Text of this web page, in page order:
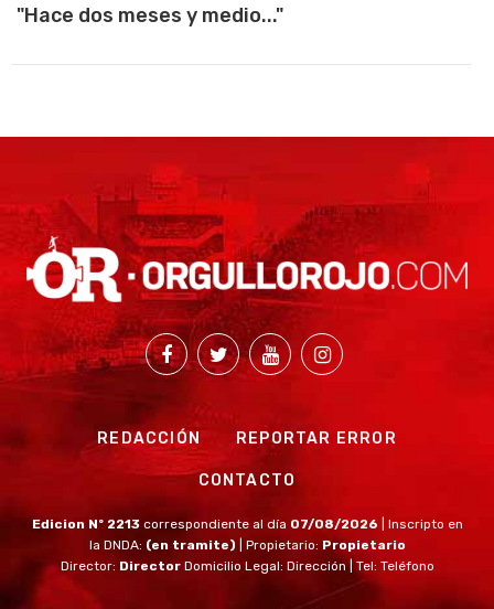
"Hace dos meses y medio..."
REDACCIÓN REPORTAR ERROR
CONTACTO
Edicion Nº 2213 correspondiente al día 07/08/2026
| Inscripto en
la DNDA: (en tramite) | Propietario: Propietario
Director: Director Domicilio Legal: Dirección | Tel: Teléfono